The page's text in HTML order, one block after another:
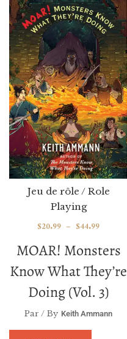
MOAR! Monsters
Know What They’re
Doing (vol. 3)
Jeu de rôle / Role
Playing
$20.99 – $44.99
Par / By Keith Ammann